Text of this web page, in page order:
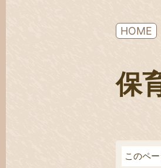
HOME
保
このペ